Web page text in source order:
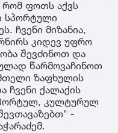
ფოთს აქვს
სპორტული
ჩვენი მიზანია,
კიდევ უფრო
შევძინოთ და
წარმოვაჩინოთ
ზაფხულის
ჩვენი ქალაქის
კულტურულ
-